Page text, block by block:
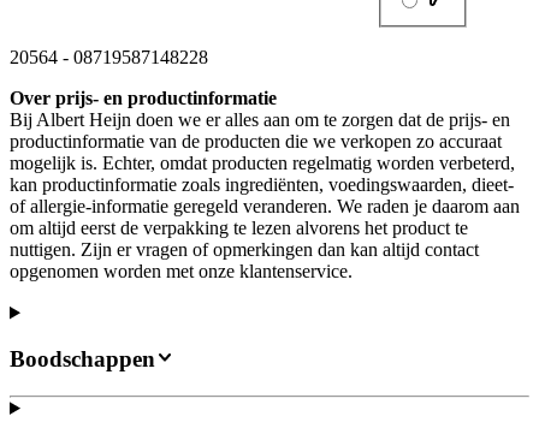
20564 - 08719587148228
Over prijs- en productinformatie
Bij Albert Heijn doen we er alles aan om te zorgen dat de prijs- en
productinformatie van de producten die we verkopen zo accuraat
mogelijk is. Echter, omdat producten regelmatig worden verbeterd,
kan productinformatie zoals ingrediënten, voedingswaarden, dieet-
of allergie-informatie geregeld veranderen. We raden je daarom aan
om altijd eerst de verpakking te lezen alvorens het product te
nuttigen. Zijn er vragen of opmerkingen dan kan altijd contact
opgenomen worden met onze klantenservice.
Boodschappen